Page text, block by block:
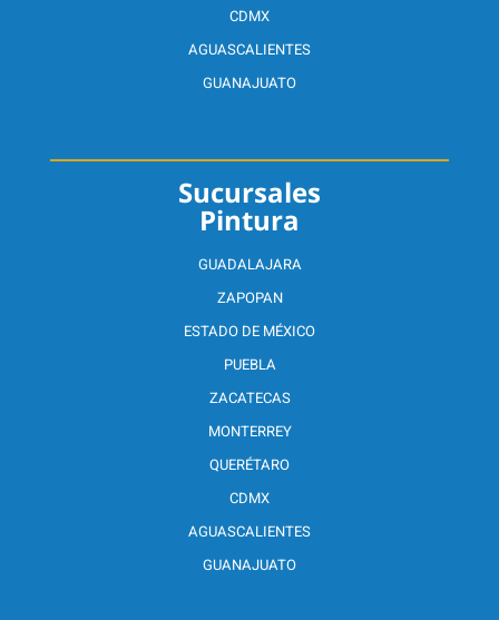
Sucursales
Pintura
GUADALAJARA
ZAPOPAN
ESTADO DE MÉXICO
PUEBLA
ZACATECAS
MONTERREY
QUERÉTARO
CDMX
AGUASCALIENTES
GUANAJUATO
CDMX
AGUASCALIENTES
GUANAJUATO